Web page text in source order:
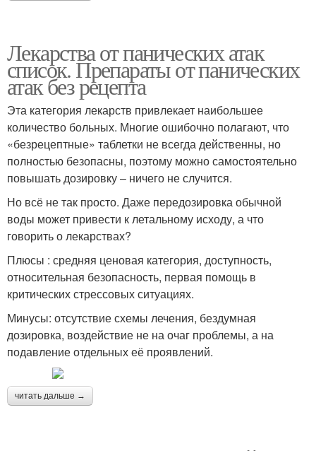
Лекарства от панических атак
список. Препараты от панических
атак без рецепта
Эта категория лекарств привлекает наибольшее
количество больных. Многие ошибочно полагают, что
«безрецептные» таблетки не всегда действенны, но
полностью безопасны, поэтому можно самостоятельно
повышать дозировку – ничего не случится.
Но всё не так просто. Даже передозировка обычной
воды может привести к летальному исходу, а что
говорить о лекарствах?
Плюсы : средняя ценовая категория, доступность,
относительная безопасность, первая помощь в
критических стрессовых ситуациях.
Минусы: отсутствие схемы лечения, бездумная
дозировка, воздействие не на очаг проблемы, а на
подавление отдельных её проявлений.
читать дальше →